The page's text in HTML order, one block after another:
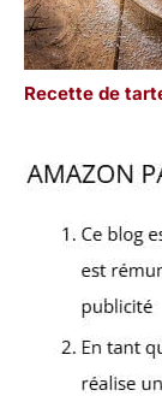
Recette de